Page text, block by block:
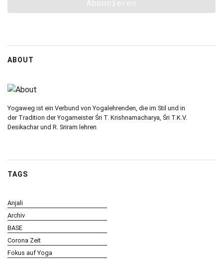
ABOUT
Yogaweg ist ein Verbund von Yogalehrenden, die im Stil und in
der Tradition der Yogameister Śri T. Krishnamacharya, Śri T.K.V.
Desikachar und R. Sriram lehren
TAGS
Anjali
Archiv
BASE
Corona Zeit
Fokus auf Yoga